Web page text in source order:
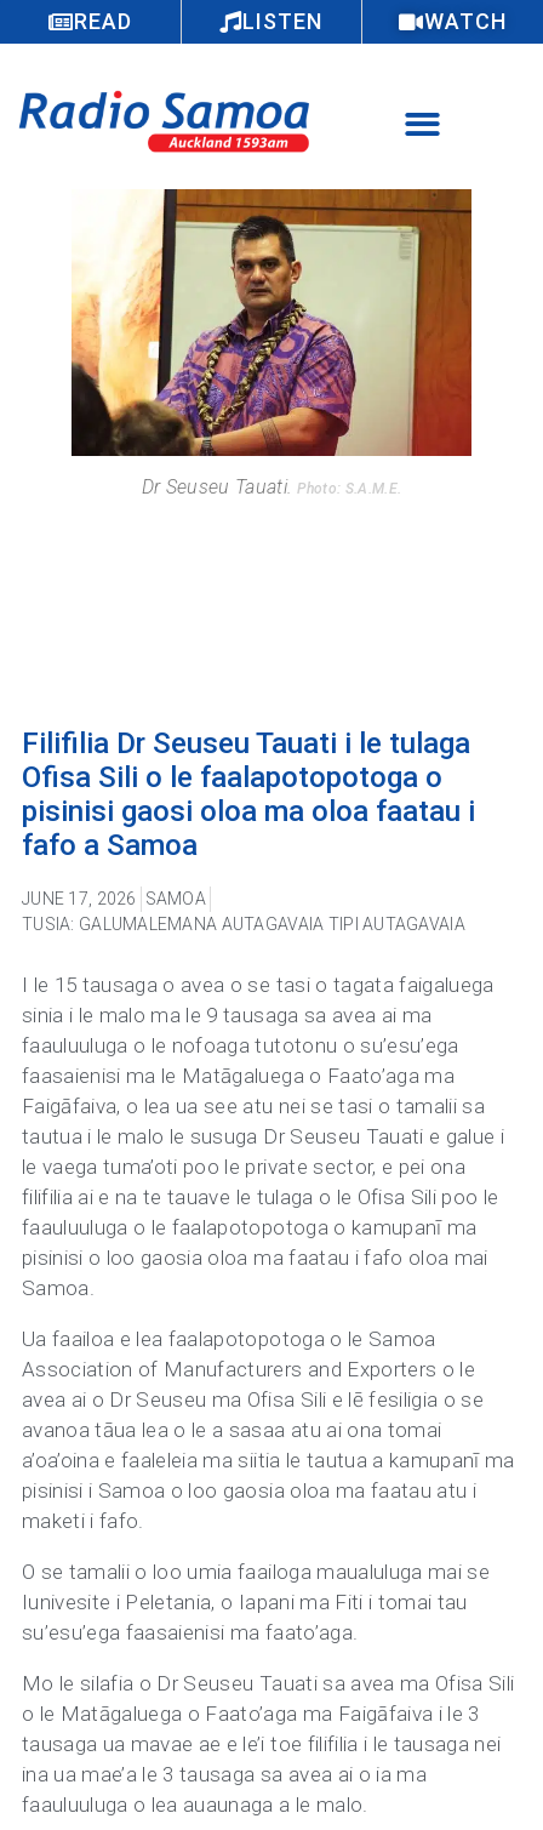
READ LISTEN WATCH
Dr Seuseu Tauati.Photo: S.A.M.E.
Filifilia Dr Seuseu Tauati i le tulaga
Ofisa Sili o le faalapotopotoga o
pisinisi gaosi oloa ma oloa faatau i
fafo a Samoa
JUNE 17, 2026
SAMOA
TUSIA: GALUMALEMANA AUTAGAVAIA TIPI AUTAGAVAIA
I le 15 tausaga o avea o se tasi o tagata faigaluega
sinia i le malo ma le 9 tausaga sa avea ai ma
faauluuluga o le nofoaga tutotonu o su’esu’ega
faasaienisi ma le Matāgaluega o Faato’aga ma
Faigāfaiva, o lea ua see atu nei se tasi o tamalii sa
tautua i le malo le susuga Dr Seuseu Tauati e galue i
le vaega tuma’oti poo le private sector, e pei ona
filifilia ai e na te tauave le tulaga o le Ofisa Sili poo le
faauluuluga o le faalapotopotoga o kamupanī ma
pisinisi o loo gaosia oloa ma faatau i fafo oloa mai
Samoa.
Ua faailoa e lea faalapotopotoga o le Samoa
Association of Manufacturers and Exporters o le
avea ai o Dr Seuseu ma Ofisa Sili e lē fesiligia o se
avanoa tāua lea o le a sasaa atu ai ona tomai
a’oa’oina e faaleleia ma siitia le tautua a kamupanī ma
pisinisi i Samoa o loo gaosia oloa ma faatau atu i
maketi i fafo.
O se tamalii o loo umia faailoga maualuluga mai se
Iunivesite i Peletania, o Iapani ma Fiti i tomai tau
su’esu’ega faasaienisi ma faato’aga.
Mo le silafia o Dr Seuseu Tauati sa avea ma Ofisa Sili
o le Matāgaluega o Faato’aga ma Faigāfaiva i le 3
tausaga ua mavae ae e le’i toe filifilia i le tausaga nei
ina ua mae’a le 3 tausaga sa avea ai o ia ma
faauluuluga o lea auaunaga a le malo.